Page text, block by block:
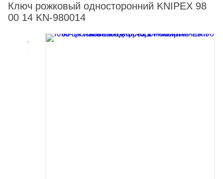
Ключ рожковый односторонний KNIPEX 98
00 14 KN-980014